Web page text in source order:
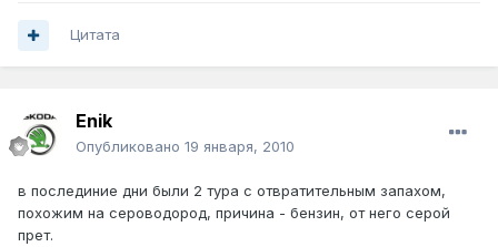
Цитата
Enik
Опубликовано 19 января, 2010
в послединие дни были 2 тура с отвратительным запахом,
похожим на сероводород, причина - бензин, от него серой
прет.